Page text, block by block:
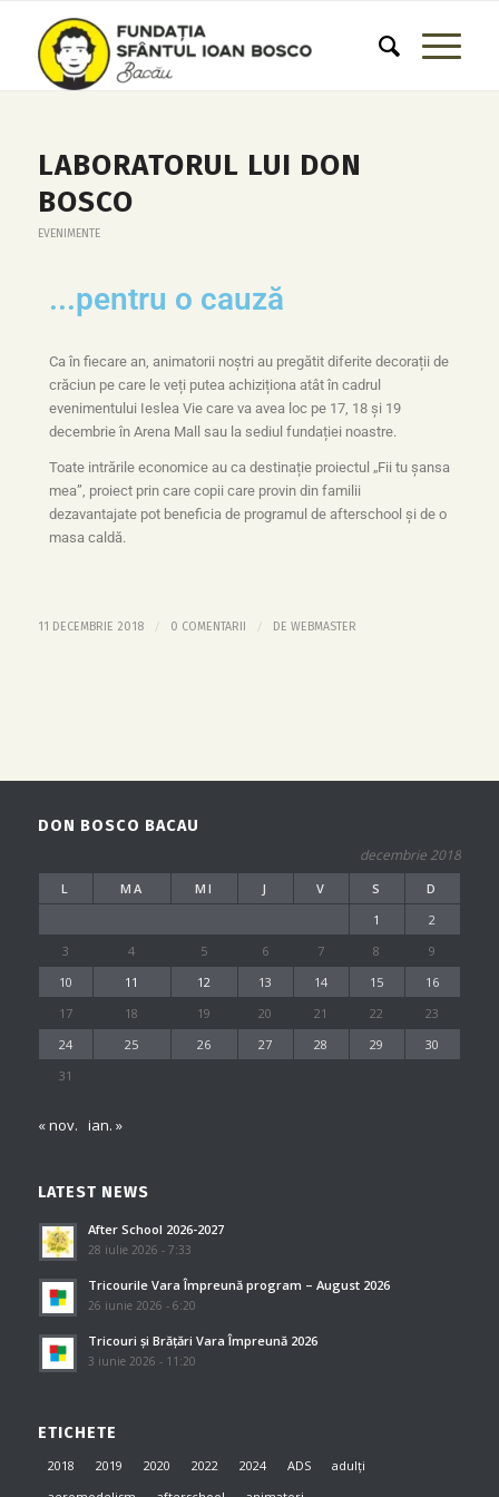
LABORATORUL LUI DON
BOSCO
EVENIMENTE
...pentru o cauză
Ca în fiecare an, animatorii noștri au pregătit diferite decorații de
crăciun pe care le veți putea achiziționa atât în cadrul
evenimentului Ieslea Vie care va avea loc pe 17, 18 și 19
decembrie în Arena Mall sau la sediul fundației noastre.
Toate intrările economice au ca destinație proiectul „Fii tu șansa
mea”, proiect prin care copii care provin din familii
dezavantajate pot beneficia de programul de afterschool și de o
masa caldă.
11 DECEMBRIE 2018 / 0 COMENTARII / DE WEBMASTER
DON BOSCO BACAU
decembrie 2018
L MA MI J V S
D
1
2
3
4 5 6 7 8
9
10
11 12 13 14 15
16
17
18 19 20 21 22
23
24
25 26 27 28 29
30
31
« nov. ian. »
LATEST NEWS
After School 2026-2027
28 iulie 2026 - 7:33
Tricourile Vara Împreună program – August 2026
26 iunie 2026 - 6:20
Tricouri și Brățări Vara Împreună 2026
3 iunie 2026 - 11:20
ETICHETE
2018 2019 2020 2022 2024 ADS
adulți